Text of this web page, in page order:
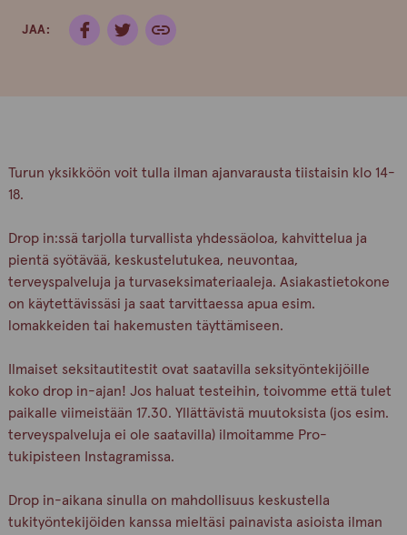
JAA:
Turun yksikköön voit tulla ilman ajanvarausta tiistaisin klo 14-
18.
Drop in:ssä tarjolla turvallista yhdessäoloa, kahvittelua ja
pientä syötävää, keskustelutukea, neuvontaa,
terveyspalveluja ja turvaseksimateriaaleja. Asiakastietokone
on käytettävissäsi ja saat tarvittaessa apua esim.
lomakkeiden tai hakemusten täyttämiseen.
Ilmaiset seksitautitestit ovat saatavilla seksityöntekijöille
koko drop in-ajan! Jos haluat testeihin, toivomme että tulet
paikalle viimeistään 17.30. Yllättävistä muutoksista (jos esim.
terveyspalveluja ei ole saatavilla) ilmoitamme Pro-
tukipisteen Instagramissa.
Drop in-aikana sinulla on mahdollisuus keskustella
tukityöntekijöiden kanssa mieltäsi painavista asioista ilman